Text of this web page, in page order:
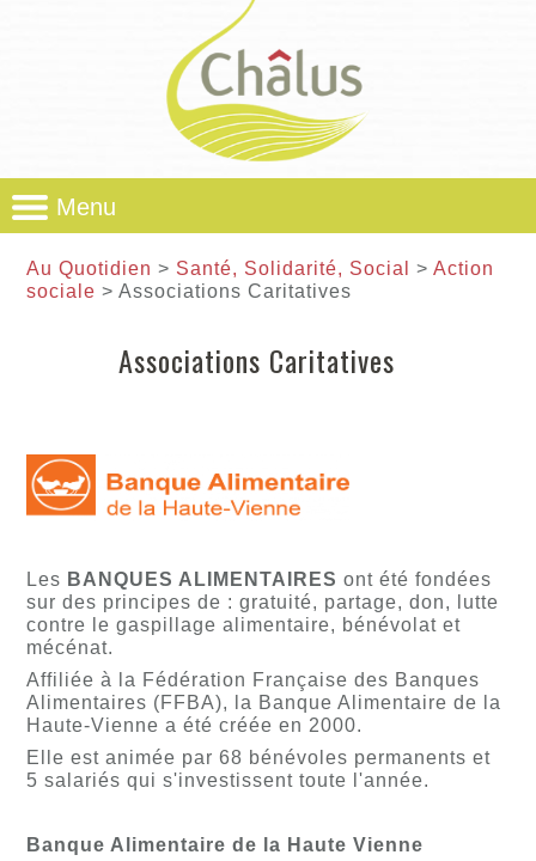
Menu
Au Quotidien > Santé, Solidarité, Social >Action
sociale > Associations Caritatives
Associations Caritatives
Les BANQUES ALIMENTAIRES ont été fondées
sur des principes de : gratuité, partage, don, lutte
contre le gaspillage alimentaire, bénévolat et
mécénat.
Affiliée à la Fédération Française des Banques
Alimentaires (FFBA), la Banque Alimentaire de la
Haute-Vienne a été créée en 2000.
Elle est animée par 68 bénévoles permanents et
5 salariés qui s'investissent toute l'année.
Banque Alimentaire de la Haute Vienne